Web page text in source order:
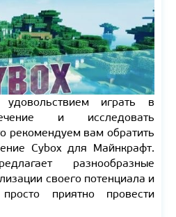
играть в
и исследовать
рекомендуем вам обратить
Cybox для Майнкрафт.
разнообразные
своего потенциала и
приятно провести